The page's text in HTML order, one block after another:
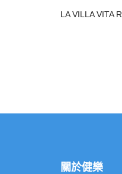
LA VILLA VITA
關於健樂